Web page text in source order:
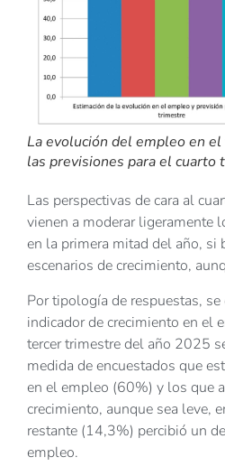
La evolución del empleo en
las previsiones para el cuarto
Las perspectivas de cara al
vienen a moderar ligeramente
en la primera mitad del año, si
escenarios de crecimiento,
Por tipología de respuestas,
indicador de crecimiento en el
tercer trimestre del año 2025
medida de encuestados que
en el empleo (60%) y los que
crecimiento, aunque sea leve,
restante (14,3%) percibió un
empleo.